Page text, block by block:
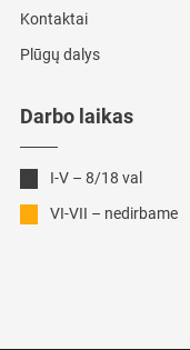
Kontaktai
Plūgų dalys
Darbo laikas
I-V – 8/18 val
VI-VII – nedirbame